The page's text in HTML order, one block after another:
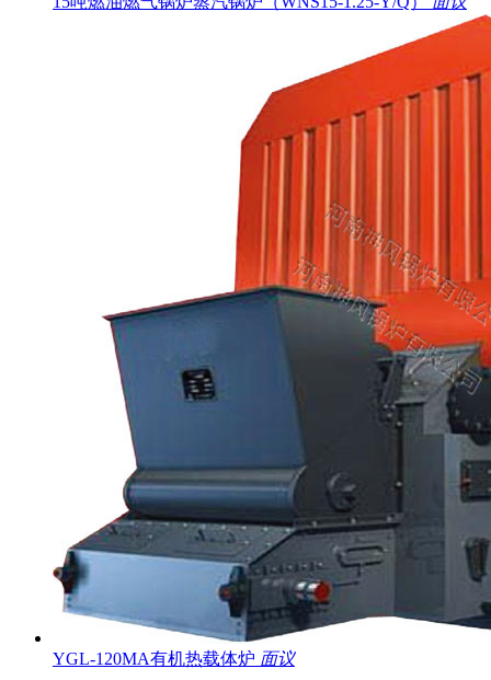
YGL-120MA有机热载体炉 面议